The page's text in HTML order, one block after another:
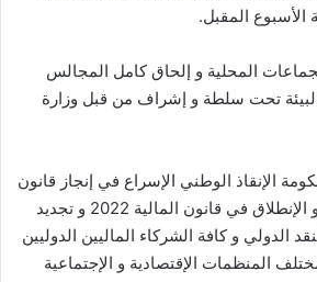
الأسبوع المقبل.
المحلية و إلحاق كامل المجالس
البيئة تحت سلطة و إشراف من قبل وزارة
الإنقاذ الوطني الإسراع في إنجاز قانون
المالي التكميلي 2021 و الإنطلاق في قانون المالية 2022 و تجديد
الدولي و كافة الشركاء الماليين الدوليين
المنظمات الإقتصادية و الإجتماعية